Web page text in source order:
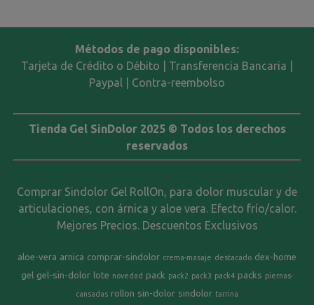
Métodos de pago disponibles:
Tarjeta de Crédito o Débito | Transferencia Bancaria |
Paypal | Contra-reembolso
Tienda Gel SinDolor 2025 © Todos los derechos
reservados
Comprar Sindolor Gel RollOn, para dolor muscular y de
articulaciones, con árnica y aloe vera. Efecto frío/calor.
Mejores Precios. Descuentos Exclusivos
aloe-vera arnica comprar-sindolor crema-masaje destacado dex-home
gel gel-sin-dolor lote novedad pack pack2 pack3 pack4 packs piernas-
cansadas rollon sin-dolor sindolor tarrina